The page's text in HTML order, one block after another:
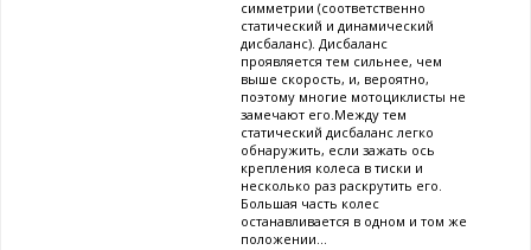
симметрии (соответственно
статический и динамический
дисбаланс). Дисбаланс
проявляется тем сильнее, чем
выше скорость, и, вероятно,
поэтому многие мотоциклисты не
замечают его.Между тем
статический дисбаланс легко
обнаружить, если зажать ось
крепления колеса в тиски и
несколько раз раскрутить его.
Большая часть колес
останавливается в одном и том же
положении...